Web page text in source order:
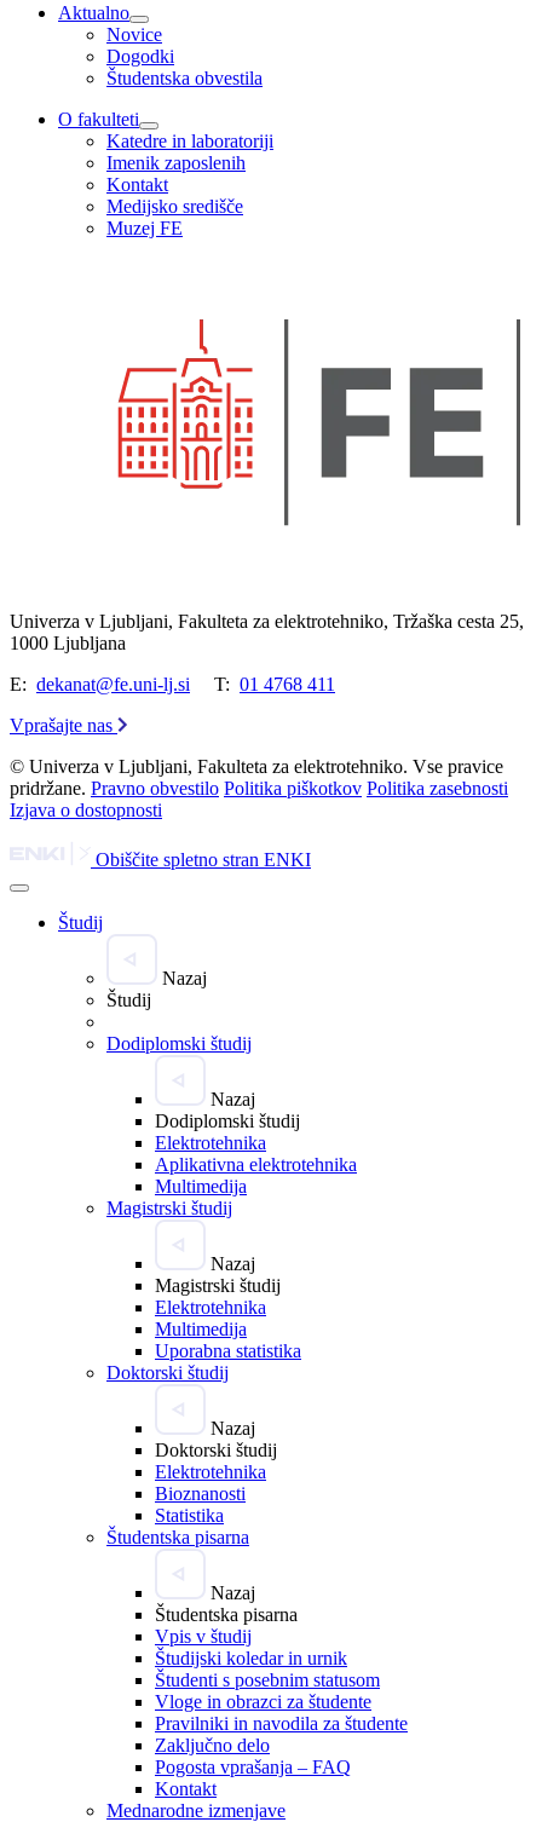
Aktualno
Novice
Dogodki
Študentska obvestila
O fakulteti
Katedre in laboratoriji
Imenik zaposlenih
Kontakt
Medijsko središče
Muzej FE
Univerza v Ljubljani, Fakulteta za elektrotehniko, Tržaška cesta 25,
1000 Ljubljana
E: dekanat@fe.uni-lj.si T: 01 4768 411
Vprašajte nas
© Univerza v Ljubljani, Fakulteta za elektrotehniko. Vse pravice
pridržane. Pravno obvestilo Politika piškotkov Politika zasebnosti
Izjava o dostopnosti
Obiščite spletno stran ENKI
Študij
Nazaj
Študij
Dodiplomski študij
Nazaj
Dodiplomski študij
Elektrotehnika
Aplikativna elektrotehnika
Multimedija
Magistrski študij
Nazaj
Magistrski študij
Elektrotehnika
Multimedija
Uporabna statistika
Doktorski študij
Nazaj
Doktorski študij
Elektrotehnika
Bioznanosti
Statistika
Študentska pisarna
Nazaj
Študentska pisarna
Vpis v študij
Študijski koledar in urnik
Študenti s posebnim statusom
Vloge in obrazci za študente
Pravilniki in navodila za študente
Zaključno delo
Pogosta vprašanja – FAQ
Kontakt
Mednarodne izmenjave